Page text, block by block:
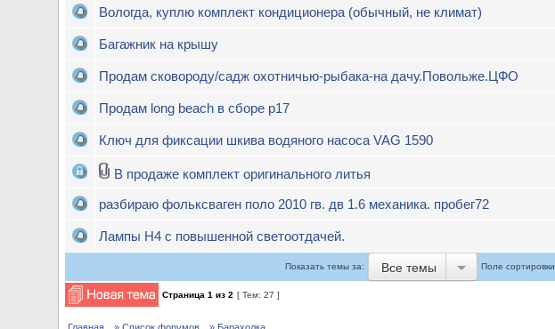
Вологда, куплю комплект кондиционера (обычный, не климат)
Багажник на крышу
Продам сковороду/садж охотничью-рыбака-на дачу.Повольже.ЦФО
Продам long beach в сборе р17
Ключ для фиксации шкива водяного насоса VAG 1590
В продаже комплект оригинального литья
разбираю фольксваген поло 2010 гв. дв 1.6 механика. пробег72
Лампы H4 с повышенной светоотдачей.
Показать темы за: Все темы Поле сортировки
Страница 1 из 2 [ Тем: 27 ]